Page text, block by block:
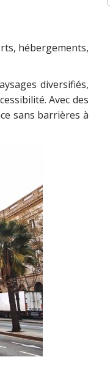
hébergements,
diversifiés,
Avec des
sans barrières à